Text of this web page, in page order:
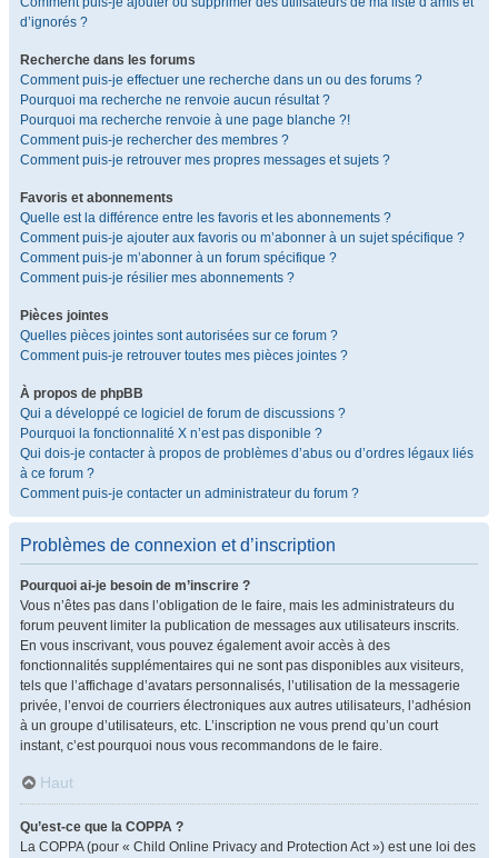
d’ignorés ?
Recherche dans les forums
Comment puis-je effectuer une recherche dans un ou des forums ?
Pourquoi ma recherche ne renvoie aucun résultat ?
Pourquoi ma recherche renvoie à une page blanche ?!
Comment puis-je rechercher des membres ?
Comment puis-je retrouver mes propres messages et sujets ?
Favoris et abonnements
Quelle est la différence entre les favoris et les abonnements ?
Comment puis-je ajouter aux favoris ou m’abonner à un sujet spécifique ?
Comment puis-je m’abonner à un forum spécifique ?
Comment puis-je résilier mes abonnements ?
Pièces jointes
Quelles pièces jointes sont autorisées sur ce forum ?
Comment puis-je retrouver toutes mes pièces jointes ?
À propos de phpBB
Qui a développé ce logiciel de forum de discussions ?
Pourquoi la fonctionnalité X n’est pas disponible ?
Qui dois-je contacter à propos de problèmes d’abus ou d’ordres légaux liés
à ce forum ?
Comment puis-je contacter un administrateur du forum ?
Problèmes de connexion et d’inscription
Pourquoi ai-je besoin de m’inscrire ?
Vous n’êtes pas dans l’obligation de le faire, mais les administrateurs du
forum peuvent limiter la publication de messages aux utilisateurs inscrits.
En vous inscrivant, vous pouvez également avoir accès à des
fonctionnalités supplémentaires qui ne sont pas disponibles aux visiteurs,
tels que l’affichage d’avatars personnalisés, l’utilisation de la messagerie
privée, l’envoi de courriers électroniques aux autres utilisateurs, l’adhésion
à un groupe d’utilisateurs, etc. L’inscription ne vous prend qu’un court
instant, c’est pourquoi nous vous recommandons de le faire.
Haut
Qu’est-ce que la COPPA ?
La COPPA (pour « Child Online Privacy and Protection Act ») est une loi des